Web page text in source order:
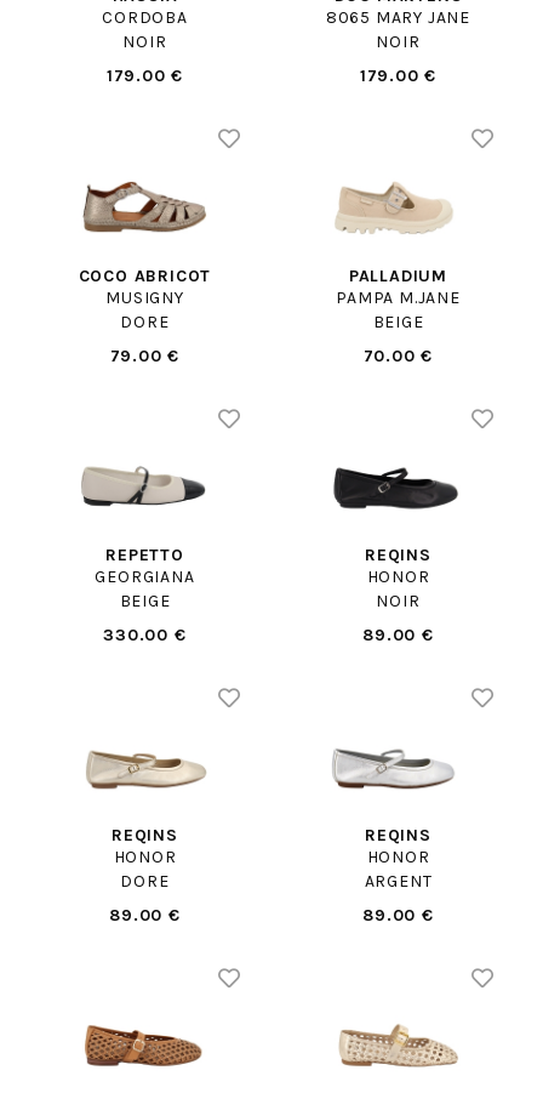
CORDOBA
NOIR
179.00 €
8065 MARY JANE
NOIR
179.00 €
COCO ABRICOT
MUSIGNY
DORE
79.00 €
PALLADIUM
PAMPA M.JANE
BEIGE
70.00 €
REPETTO
GEORGIANA
BEIGE
330.00 €
REQINS
HONOR
NOIR
89.00 €
REQINS
HONOR
DORE
89.00 €
REQINS
HONOR
ARGENT
89.00 €